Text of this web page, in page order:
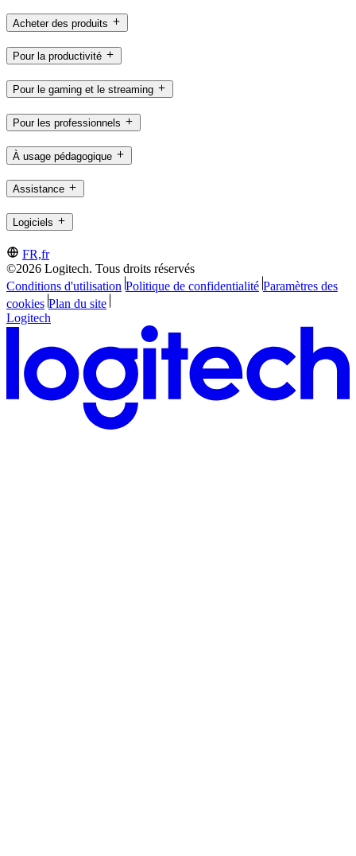
Acheter des produits
Pour la productivité
Pour le gaming et le streaming
Pour les professionnels
À usage pédagogique
Assistance
Logiciels
FR,fr
©2026 Logitech. Tous droits réservés
Conditions d'utilisation Politique de confidentialité Paramètres des
cookies Plan du site
Logitech